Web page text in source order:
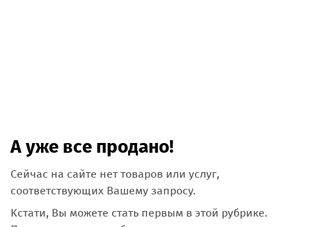
А уже все продано!
Сейчас на сайте нет товаров или услуг,
соответствующих Вашему запросу.
Кстати, Вы можете стать первым в этой рубрике.